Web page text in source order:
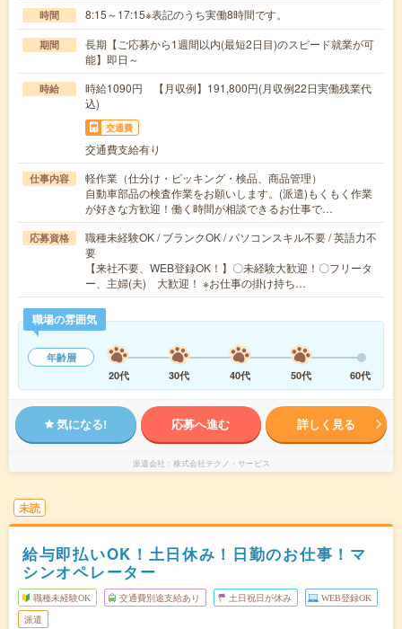
時間 8:15～17:15※表記のうち実働8時間です。
期間
長期【ご応募から1週間以内(最短2日目)のスピード就業が可
能】即日～
時給
時給1090円 【月収例】191,800円(月収例22日実働残業代
込)
交通費
交通費支給有り
仕事内容
軽作業（仕分け・ピッキング・検品、商品管理）
自動車部品の検査作業をお願いします。(派遣)もくもく作業
が好きな方歓迎！働く時間が相談できるお仕事で…
応募資格
職種未経験OK / ブランクOK / パソコンスキル不要 / 英語力不
要
【来社不要、WEB登録OK！】〇未経験大歓迎！〇フリータ
ー、主婦(夫) 大歓迎！ ※お仕事の掛け持ち…
職場の雰囲気
年齢層
20代
30代 40代 50代 60代
気になる! 応募へ進む 詳しく見る
派遣会社 株式会社テクノ・サービス
未読
給与即払いOK！土日休み！日勤のお仕事！マ
シンオペレーター
職種未経験OK 交通費別途支給あり 土日祝日が休み WEB登録OK
派遣